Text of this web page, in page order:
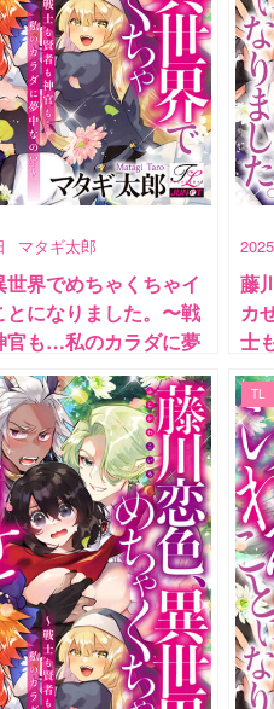
マタギ太郎
界でめちゃくちゃイ
とになりました。〜戦
官も…私のカラダに夢
10話
藤
カ
士
中
TL